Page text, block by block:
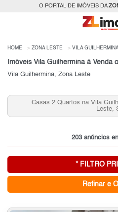
O PORTAL DE IMÓVEIS DA
HOME ZONA LESTE VILA GUILHERMINA
Vila Guilhermina, Zona Leste
Apartamentos 2
203 anúncios
* FILTRO
Refinar e